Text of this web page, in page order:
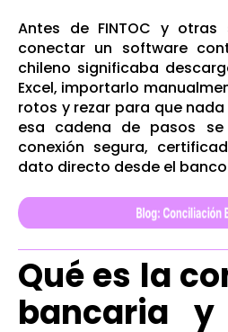
Antes de FINTOC y otras
conectar un software
chileno significaba
Excel, importarlo
rotos y rezar para que
esa cadena de pasos
conexión segura,
dato directo desde el
Qué es la
bancaria